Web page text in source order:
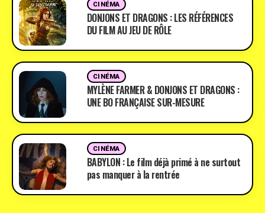
CINÉMA
DONJONS ET DRAGONS : LES RÉFÉRENCES
DU FILM AU JEU DE RÔLE
CINÉMA
MYLÈNE FARMER & DONJONS ET DRAGONS :
UNE BO FRANÇAISE SUR-MESURE
CINÉMA
BABYLON : Le film déjà primé à ne surtout
pas manquer à la rentrée